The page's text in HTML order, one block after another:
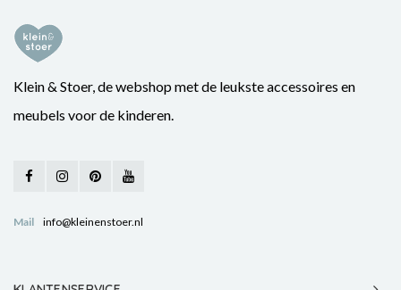
Klein & Stoer, de webshop met de leukste accessoires en
meubels voor de kinderen.
Mail info@kleinenstoer.nl